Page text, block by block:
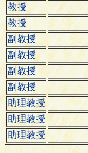
教授
教授
副教授
副教授
副教授
副教授
助理教授
助理教授
助理教授